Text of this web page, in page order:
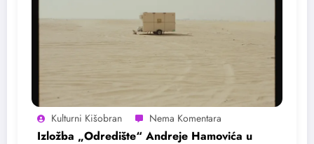
Kulturni Kišobran
Izložba „Odredište“ Andreje Hamovića u